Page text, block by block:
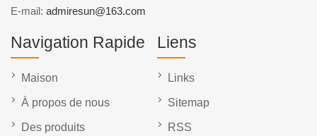
E-mail: admiresun@163.com
Navigation Rapide
Maison
À propos de nous
Des produits
Liens
Links
Sitemap
RSS